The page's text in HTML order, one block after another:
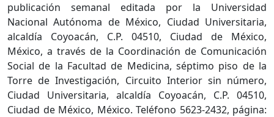
publicación semanal editada por la Universidad
Nacional Autónoma de México, Ciudad Universitaria,
alcaldía Coyoacán, C.P. 04510, Ciudad de México,
México, a través de la Coordinación de Comunicación
Social de la Facultad de Medicina, séptimo piso de la
Torre de Investigación, Circuito Interior sin número,
Ciudad Universitaria, alcaldía Coyoacán, C.P. 04510,
Ciudad de México, México. Teléfono 5623-2432, página: